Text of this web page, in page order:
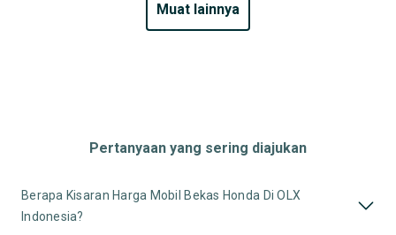
muat lainnya
Pertanyaan yang sering diajukan
Berapa Kisaran Harga Mobil Bekas Honda Di OLX
Indonesia?